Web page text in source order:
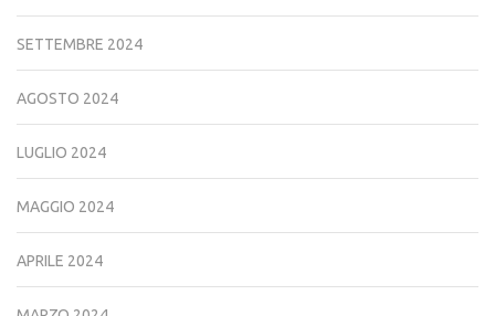
SETTEMBRE 2024
AGOSTO 2024
LUGLIO 2024
MAGGIO 2024
APRILE 2024